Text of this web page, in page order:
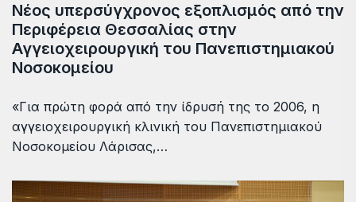
Νέος υπερσύγχρονος εξοπλισμός από την
Περιφέρεια Θεσσαλίας στην
Αγγειοχειρουργική του Πανεπιστημιακού
Νοσοκομείου
«Για πρώτη φορά από την ίδρυσή της το 2006, η
αγγειοχειρουργική κλινική του Πανεπιστημιακού
Νοσοκομείου Λάρισας,…